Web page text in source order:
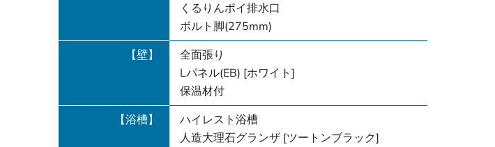
くるりんポイ排水口
ボルト脚(275mm)
【壁】
全面張り
Lパネル(EB) [ホワイト]
保温材付
【浴槽】
ハイレスト浴槽
人造大理石グランザ [ツートンブラック]